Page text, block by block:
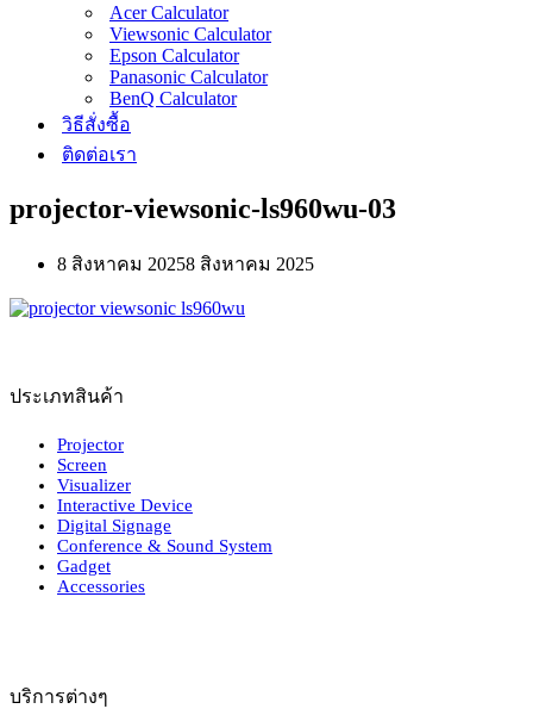
Acer Calculator
Viewsonic Calculator
Epson Calculator
Panasonic Calculator
BenQ Calculator
วิธีสั่งซื้อ
ติดต่อเรา
projector-viewsonic-ls960wu-03
8 สิงหาคม 20258 สิงหาคม 2025
ประเภทสินค้า
Projector
Screen
Visualizer
Interactive Device
Digital Signage
Conference & Sound System
Gadget
Accessories
บริการต่างๆ